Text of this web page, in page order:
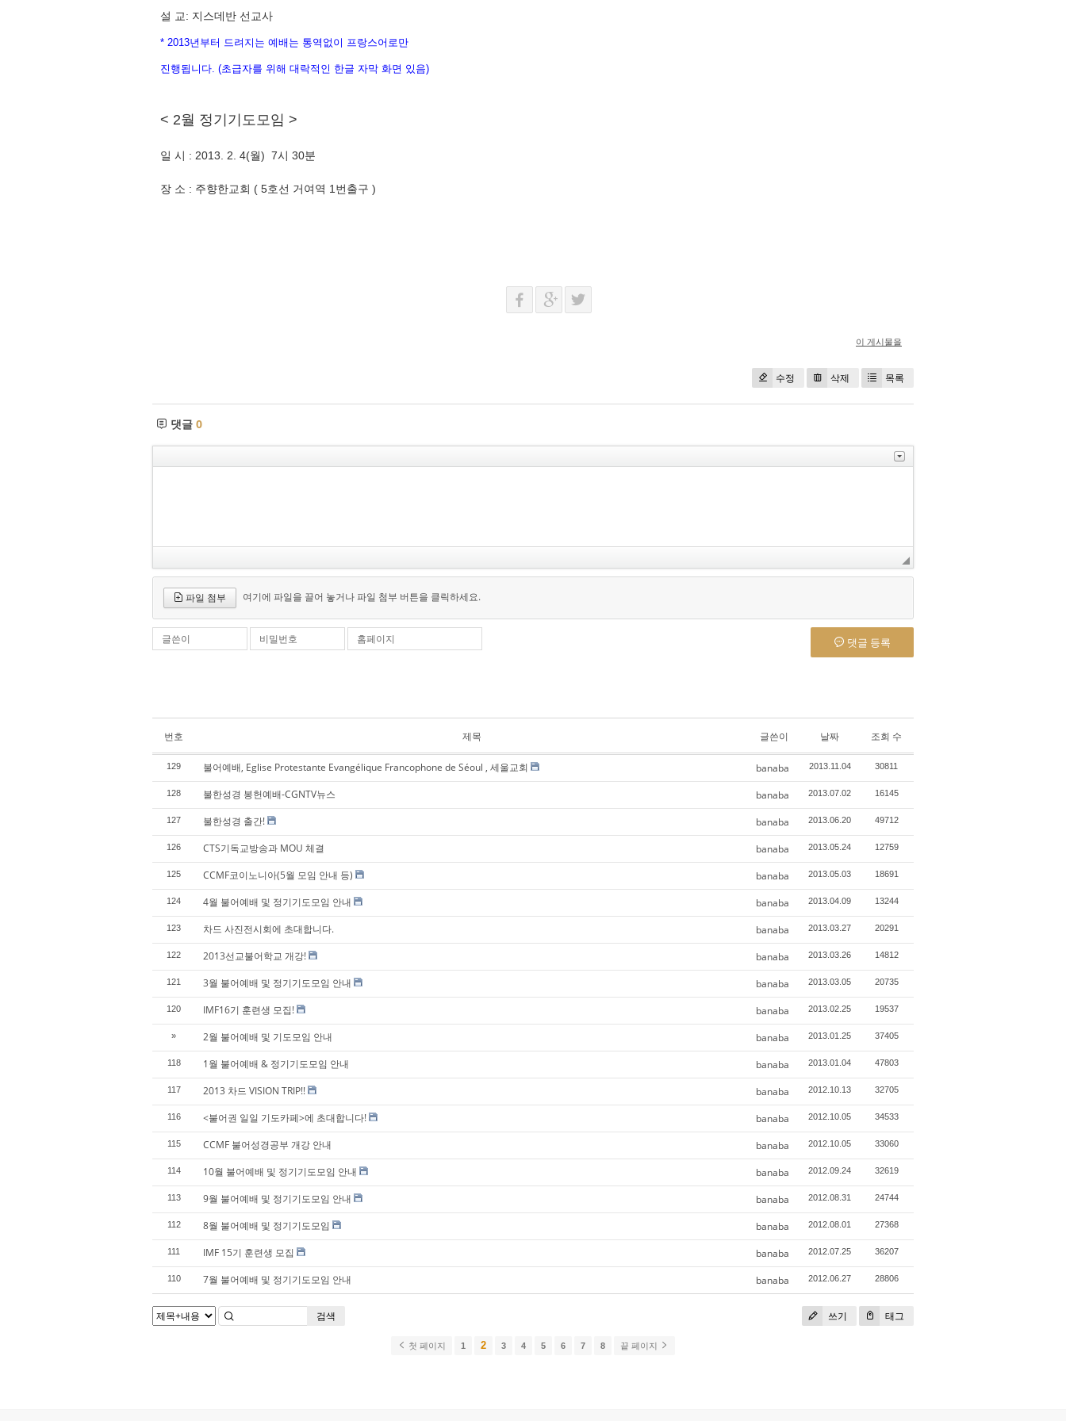
설 교: 지스데반 선교사
* 2013년부터 드려지는 예배는 통역없이 프랑스어로만
진행됩니다. (초급자를 위해 대락적인 한글 자막 화면 있음)
< 2월 정기기도모임 >
일 시 : 2013. 2. 4(월) 7시 30분
장 소 : 주향한교회 ( 5호선 거여역 1번출구 )
이 게시물을
수정 삭제 목록
댓글 0
파일 첨부 여기에 파일을 끌어 놓거나 파일 첨부 버튼을 클릭하세요.
글쓴이 비밀번호 홈페이지 댓글 등록
번호 제목 글쓴이 날짜 조회 수
129 불어예배, Eglise Protestante Evangélique Francophone de Séoul , 세울교회 banaba 2013.11.04 30811
128 불한성경 봉헌예배-CGNTV뉴스 banaba 2013.07.02 16145
127 불한성경 출간! banaba 2013.06.20 49712
126 CTS기독교방송과 MOU 체결 banaba 2013.05.24 12759
125 CCMF코이노니아(5월 모임 안내 등) banaba 2013.05.03 18691
124 4월 불어예배 및 정기기도모임 안내 banaba 2013.04.09 13244
123 차드 사진전시회에 초대합니다. banaba 2013.03.27 20291
122 2013선교불어학교 개강! banaba 2013.03.26 14812
121 3월 불어예배 및 정기기도모임 안내 banaba 2013.03.05 20735
120 IMF16기 훈련생 모집! banaba 2013.02.25 19537
» 2월 불어예배 및 기도모임 안내 banaba 2013.01.25 37405
118 1월 불어예배 & 정기기도모임 안내 banaba 2013.01.04 47803
117 2013 차드 VISION TRIP!! banaba 2012.10.13 32705
116 <불어권 일일 기도카페>에 초대합니다! banaba 2012.10.05 34533
115 CCMF 불어성경공부 개강 안내 banaba 2012.10.05 33060
114 10월 불어예배 및 정기기도모임 안내 banaba 2012.09.24 32619
113 9월 불어예배 및 정기기도모임 안내 banaba 2012.08.31 24744
112 8월 불어예배 및 정기기도모임 banaba 2012.08.01 27368
111 IMF 15기 훈련생 모집 banaba 2012.07.25 36207
110 7월 불어예배 및 정기기도모임 안내 banaba 2012.06.27 28806
쓰기 태그
검색
첫 페이지 1 2 3 4 5 6 7 8 끝 페이지